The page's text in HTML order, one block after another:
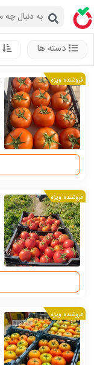
دسته ها
فروشنده ویژه
فروشنده ویژه
فروشنده ویژه